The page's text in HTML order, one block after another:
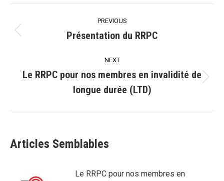
navigation
PREVIOUS
Previous
Présentation du RRPC
NEXT
post:
Le RRPC pour nos membres en invalidité de
longue durée (LTD)
Articles Semblables
Le RRPC pour nos membres en